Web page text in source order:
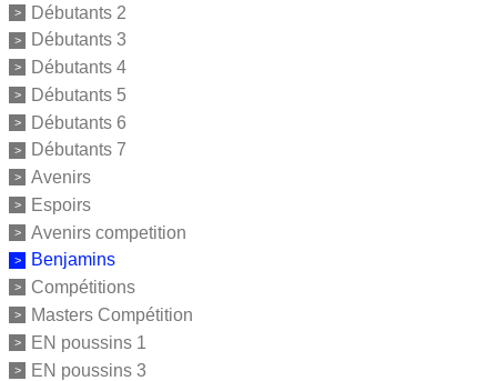
Débutants 2
Débutants 3
Débutants 4
Débutants 5
Débutants 6
Débutants 7
Avenirs
Espoirs
Avenirs competition
Benjamins
Compétitions
Masters Compétition
EN poussins 1
EN poussins 3